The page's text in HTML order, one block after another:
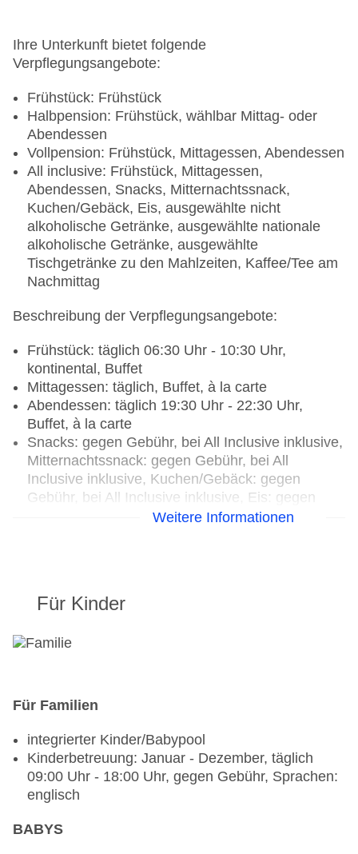
Ihre Unterkunft bietet folgende
Verpflegungsangebote:
Frühstück: Frühstück
Halbpension: Frühstück, wählbar Mittag- oder
Abendessen
Vollpension: Frühstück, Mittagessen, Abendessen
All inclusive: Frühstück, Mittagessen,
Abendessen, Snacks, Mitternachtssnack,
Kuchen/Gebäck, Eis, ausgewählte nicht
alkoholische Getränke, ausgewählte nationale
alkoholische Getränke, ausgewählte
Tischgetränke zu den Mahlzeiten, Kaffee/Tee am
Nachmittag
Beschreibung der Verpflegungsangebote:
Frühstück: täglich 06:30 Uhr - 10:30 Uhr,
kontinental, Buffet
Mittagessen: täglich, Buffet, à la carte
Abendessen: täglich 19:30 Uhr - 22:30 Uhr,
Buffet, à la carte
Snacks: gegen Gebühr, bei All Inclusive inklusive,
Mitternachtssnack: gegen Gebühr, bei All
Inclusive inklusive, Kuchen/Gebäck: gegen
Gebühr, bei All Inclusive inklusive, Eis: gegen
Gebühr, bei All Inclusive inklusive
inklusive, ausgewählte internationale alkoholische
Tischgetränke zu den Mahlzeiten: gegen Gebühr,
inklusive
notwendig, gegen Gebühr, gesetztes Menü
Weihnachtsspecial: Buffet,
Unterhaltungsprogramm, Silvesterspecial: Buffet,
Menü, Unterhaltungsprogramm, Hauseigenes
Weitere Informationen
Für Kinder
Für Familien
integrierter Kinder/Babypool
Kinderbetreuung: Januar - Dezember, täglich
09:00 Uhr - 18:00 Uhr, gegen Gebühr, Sprachen:
englisch
BABYS